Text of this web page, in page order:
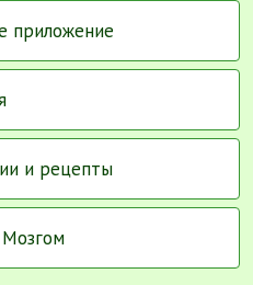
приложение
и рецепты